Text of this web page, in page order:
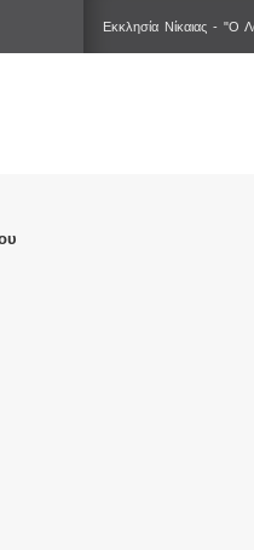
Εκκλησία Νίκαιας - "Ο